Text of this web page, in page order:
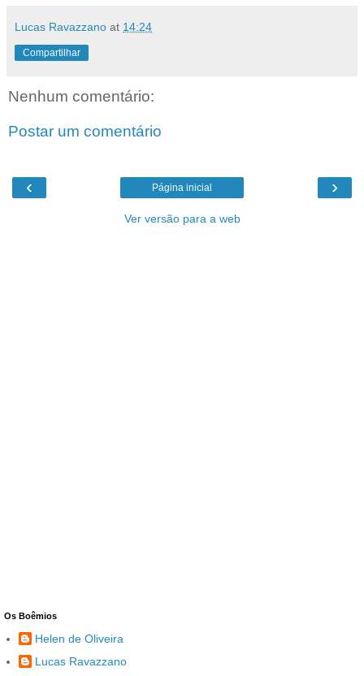
Lucas Ravazzano at 14:24
Compartilhar
Nenhum comentário:
Postar um comentário
‹ ›
Página inicial
Ver versão para a web
Os Boêmios
Helen de Oliveira
Lucas Ravazzano